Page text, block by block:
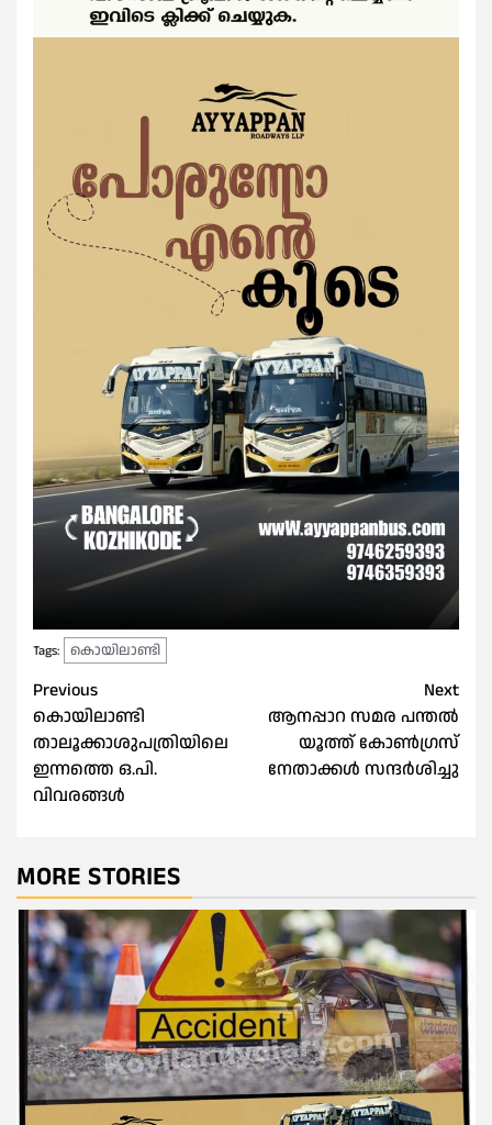
Tags: കൊയിലാണ്ടി
Post
navigation
Previous
കൊയിലാണ്ടി
താലൂക്കാശുപത്രിയിലെ
ഇന്നത്തെ ഒ.പി.
വിവരങ്ങൾ
Next
ആനപ്പാറ സമര പന്തൽ
യൂത്ത് കോൺഗ്രസ്
നേതാക്കൾ സന്ദർശിച്ചു
MORE STORIES